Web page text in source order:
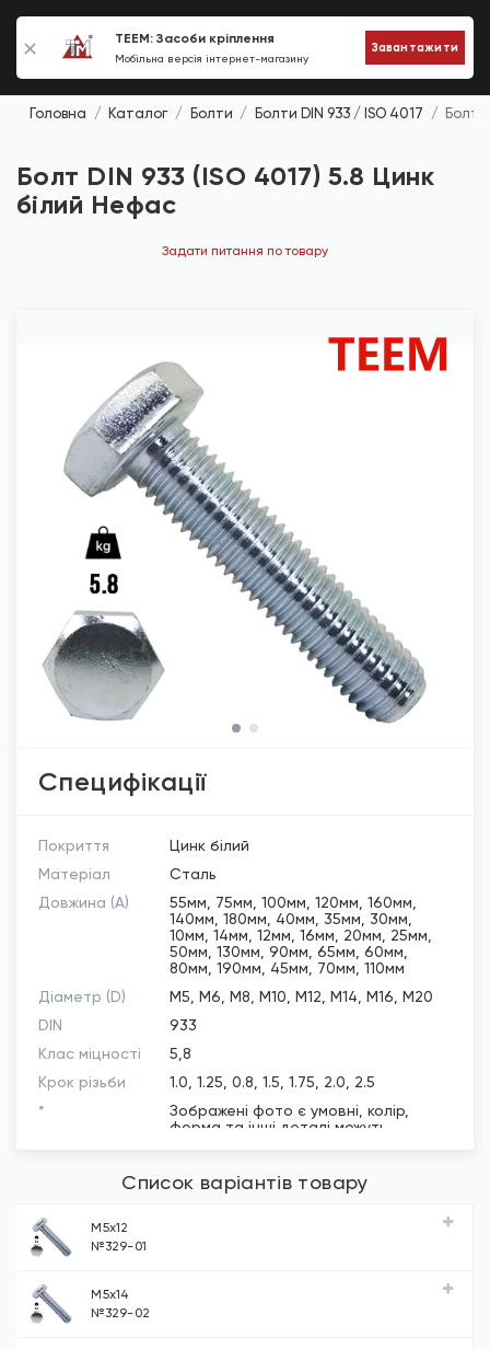
TEEM: Засоби кріплення
Мобільна версія інтернет-магазину
Завантажити
0
Головна Каталог Болти Болти DIN 933 / ISO 4017 Болт
Болт DIN 933 (ISO 4017) 5.8 Цинк
білий Нефас
Задати питання по товару
Специфікації
Покриття
Цинк білий
Матеріал
Сталь
Довжина (A)
55мм, 75мм, 100мм, 120мм, 160мм,
140мм, 180мм, 40мм, 35мм, 30мм,
10мм, 14мм, 12мм, 16мм, 20мм, 25мм,
50мм, 130мм, 90мм, 65мм, 60мм,
80мм, 190мм, 45мм, 70мм, 110мм
Діаметр (D)
М5, М6, М8, М10, М12, М14, М16, М20
DIN
933
Клас міцності
5,8
Крок різьби
1.0, 1.25, 0.8, 1.5, 1.75, 2.0, 2.5
*
Зображені фото є умовні, колір,
форма та інші деталі можуть
10, 8, 13, 17, 19, 22, 24, 30
Список варіантів товару
М5х12
№329-01
М5х14
№329-02